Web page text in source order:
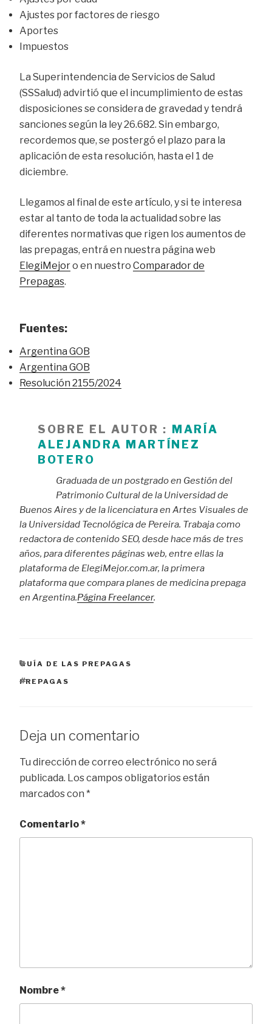
Ajustes por factores de riesgo
Aportes
Impuestos
La Superintendencia de Servicios de Salud
(SSSalud) advirtió que el incumplimiento de estas
disposiciones se considera de gravedad y tendrá
sanciones según la ley 26.682. Sin embargo,
recordemos que, se postergó el plazo para la
aplicación de esta resolución, hasta el 1 de
diciembre.
Llegamos al final de este artículo, y si te interesa
estar al tanto de toda la actualidad sobre las
diferentes normativas que rigen los aumentos de
las prepagas, entrá en nuestra página web
ElegiMejoro en nuestro Comparador de
Prepagas.
Fuentes:
Argentina GOB
Argentina GOB
Resolución 2155/2024
SOBRE EL AUTOR :
MARÍA
ALEJANDRA MARTÍNEZ
BOTERO
Graduada de un postgrado en Gestión del
Patrimonio Cultural de la Universidad de
Buenos Aires y de la licenciatura en Artes Visuales de
la Universidad Tecnológica de Pereira. Trabaja como
redactora de contenido SEO, desde hace más de tres
años, para diferentes páginas web, entre ellas la
plataforma de ElegiMejor.com.ar, la primera
plataforma que compara planes de medicina prepaga
en Argentina.Página Freelancer.
CATEGORÍAS
GUÍA DE LAS PREPAGAS
ETIQUETAS
PREPAGAS
Deja un comentario
Tu dirección de correo electrónico no será
publicada. Los campos obligatorios están
marcados con *
Comentario*
Nombre*